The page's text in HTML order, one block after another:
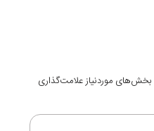
بخش‌های موردنیاز علامت‌گذاری